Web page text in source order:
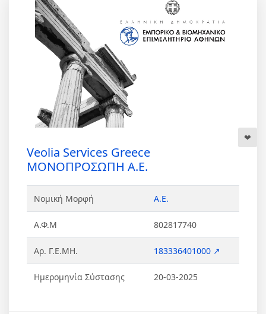
Veolia Services Greece
ΜΟΝΟΠΡΟΣΩΠΗ Α.Ε.
Νομική Μορφή Α.Ε.
Α.Φ.Μ 802817740
Αρ. Γ.Ε.ΜΗ. 183336401000 ↗
Ημερομηνία Σύστασης 20-03-2025